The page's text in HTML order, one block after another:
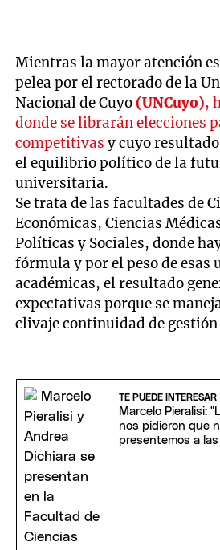
Mientras la mayor atención
pelea por el rectorado de la
Nacional de Cuyo(UNCuyo),
donde se librarán elecciones
competitivas y cuyo
el equilibrio político de la
universitaria.
Se trata de las facultades de
Económicas, Ciencias
Políticas y Sociales, donde
fórmula y por el peso de esas
académicas, el resultado
expectativas porque se
clivaje continuidad de gestión
TE PUEDE INTERESAR
Marcelo Pieralisi:
nos pidieron que
presentemos a